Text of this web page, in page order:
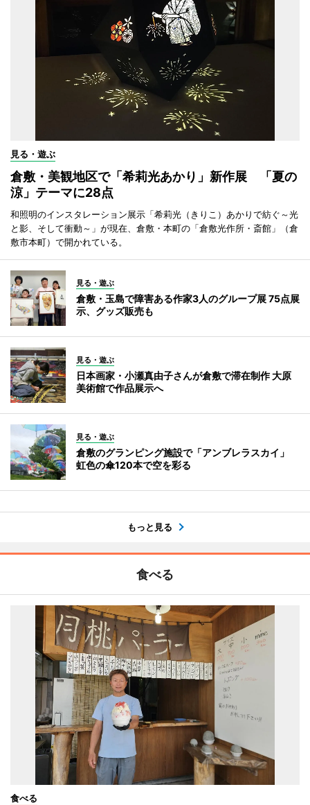
見る・遊ぶ
倉敷・美観地区で「希莉光あかり」新作展 「夏の
涼」テーマに28点
和照明のインスタレーション展示「希莉光（きりこ）あかりで紡ぐ～光
と影、そして衝動～」が現在、倉敷・本町の「倉敷光作所・斎館」（倉
敷市本町）で開かれている。
見る・遊ぶ
倉敷・玉島で障害ある作家3人のグループ展 75点展
示、グッズ販売も
見る・遊ぶ
日本画家・小瀬真由子さんが倉敷で滞在制作 大原
美術館で作品展示へ
見る・遊ぶ
倉敷のグランピング施設で「アンブレラスカイ」
虹色の傘120本で空を彩る
もっと見る
食べる
食べる